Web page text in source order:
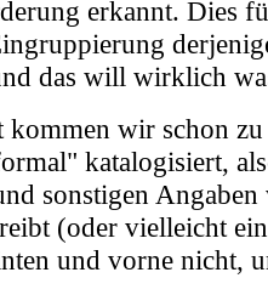
erkannt. Dies
das will wirklich
kommen wir schon
katalogisiert,
sonstigen
(oder vielleicht
und vorne nicht,